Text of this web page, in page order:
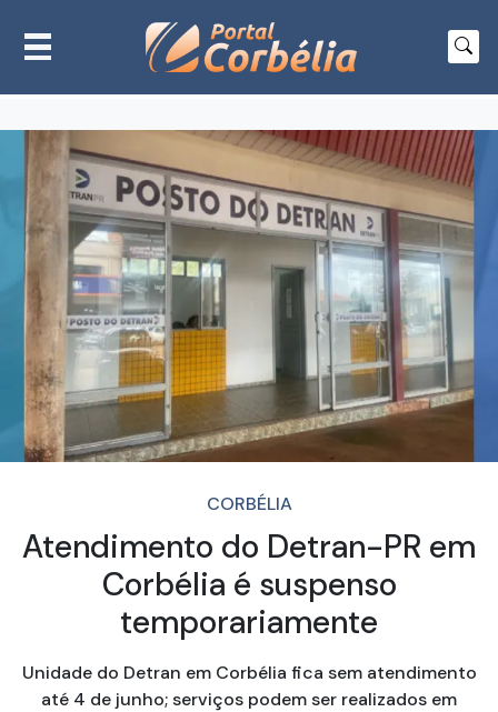
CORBÉLIA
Atendimento do Detran-PR em
Corbélia é suspenso
temporariamente
Unidade do Detran em Corbélia fica sem atendimento
até 4 de junho; serviços podem ser realizados em